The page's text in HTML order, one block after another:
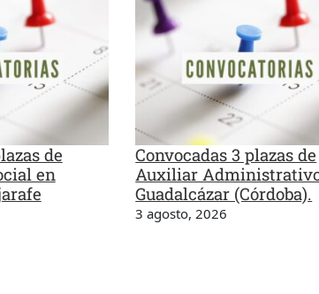
de
en
Convocadas 3 plazas de
Auxiliar
Guadalcázar (Córdoba).
3 agosto, 2026